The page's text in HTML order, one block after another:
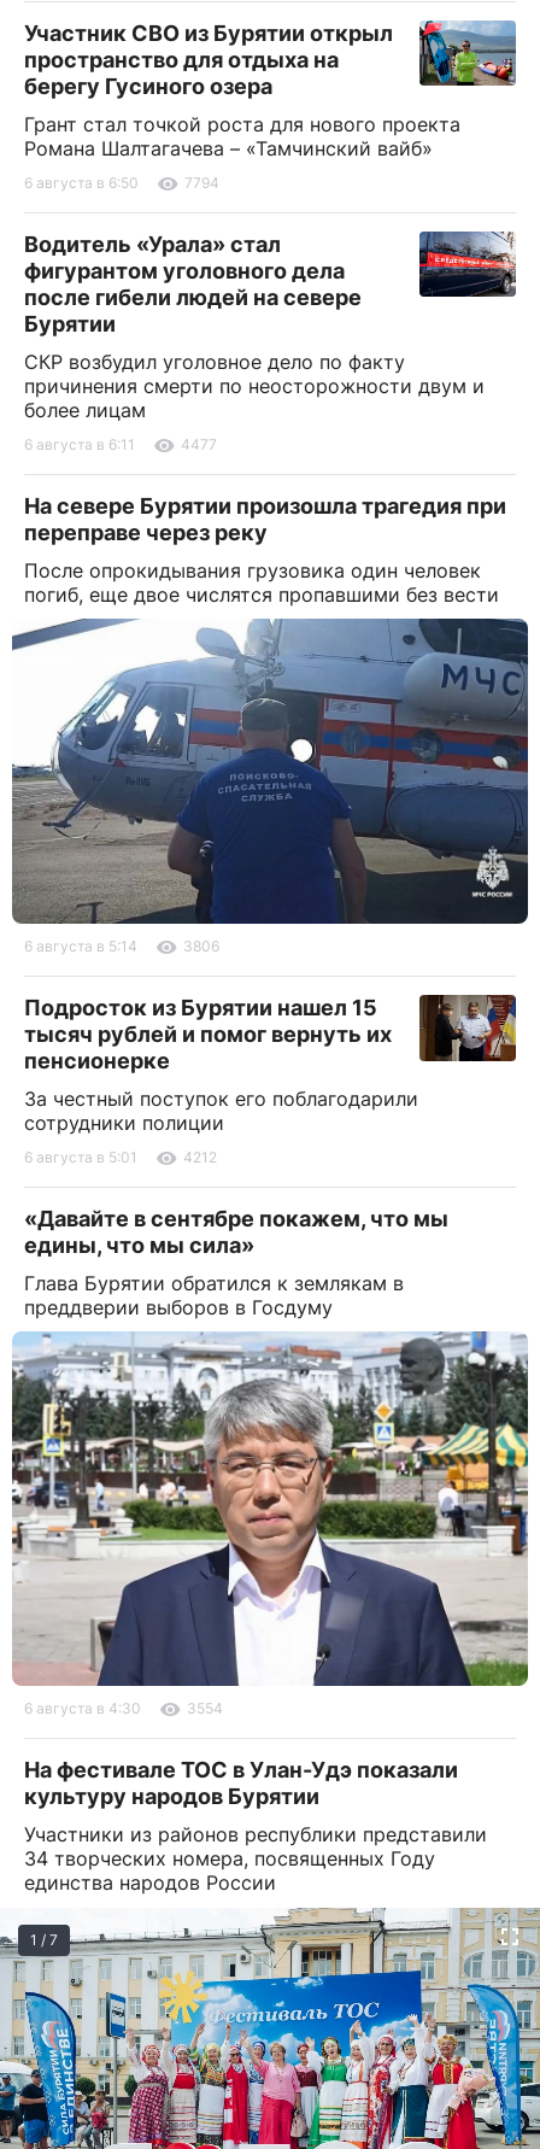
Участник СВО из Бурятии открыл
пространство для отдыха на
берегу Гусиного озера
Грант стал точкой роста для нового проекта
Романа Шалтагачева – «Тамчинский вайб»
6 августа в 6:50 7794
Водитель «Урала» стал
фигурантом уголовного дела
после гибели людей на севере
Бурятии
СКР возбудил уголовное дело по факту
причинения смерти по неосторожности двум и
более лицам
6 августа в 6:11 4477
На севере Бурятии произошла трагедия при
переправе через реку
После опрокидывания грузовика один человек
погиб, еще двое числятся пропавшими без вести
6 августа в 5:14 3806
Подросток из Бурятии нашел 15
тысяч рублей и помог вернуть их
пенсионерке
За честный поступок его поблагодарили
сотрудники полиции
6 августа в 5:01 4212
«Давайте в сентябре покажем, что мы
едины, что мы сила»
Глава Бурятии обратился к землякам в
преддверии выборов в Госдуму
6 августа в 4:30 3554
На фестивале ТОС в Улан-Удэ показали
культуру народов Бурятии
Участники из районов республики представили
34 творческих номера, посвященных Году
единства народов России
1 / 7